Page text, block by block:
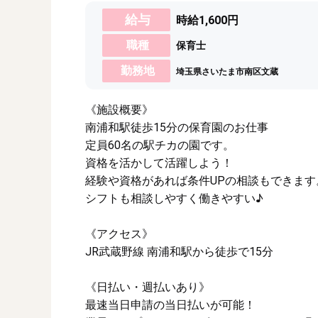
給与
時給1,600円
職種
保育士
勤務地 埼玉県さいたま市南区文蔵
《施設概要》
南浦和駅徒歩15分の保育園のお仕事
定員60名の駅チカの園です。
資格を活かして活躍しよう！
経験や資格があれば条件UPの相談もできま
シフトも相談しやすく働きやすい♪
《アクセス》
JR武蔵野線 南浦和駅から徒歩で15分
《日払い・週払いあり》
最速当日申請の当日払いが可能！